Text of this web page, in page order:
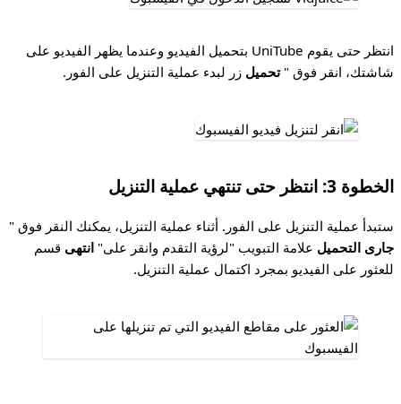
انتظر حتى يقوم UniTube بتحميل الفيديو وعندما يظهر الفيديو على
شاشتك، انقر فوق "تحميل زر لبدء عملية التنزيل على الفور.
الخطوة 3: انتظر حتى تنتهي عملية التنزيل
ستبدأ عملية التنزيل على الفور. أثناء عملية التنزيل، يمكنك النقر فوق "
جارى التحميل علامة التبويب "لرؤية التقدم وانقر على" انتهى قسم
للعثور على الفيديو بمجرد اكتمال عملية التنزيل.